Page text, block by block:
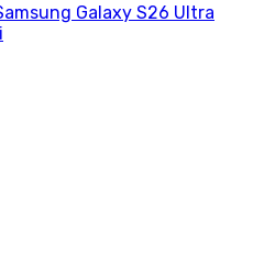
Galaxy S26 Ultra